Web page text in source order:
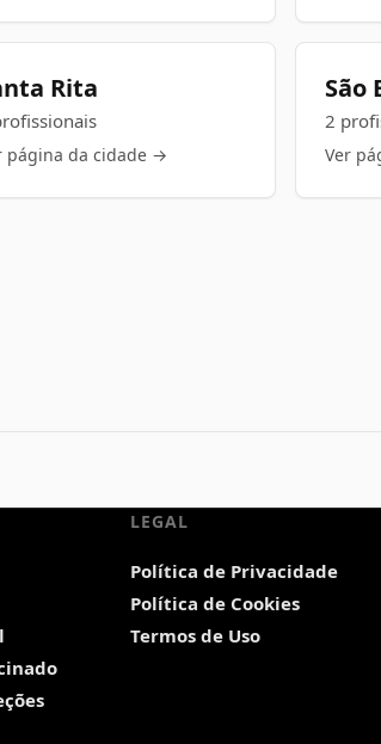
Rita
página da cidade →
São
2
Ver
LEGAL
Política de Privacidade
Política de Cookies
Termos de Uso